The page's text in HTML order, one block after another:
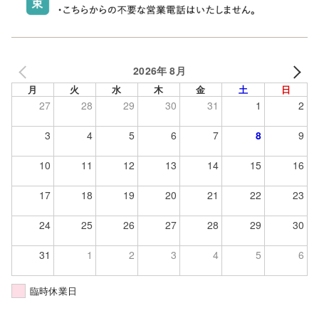
2026年 8月
月 火 水 木 金 土 日
27 28 29 30 31 1 2
3 4 5 6 7 8 9
10 11 12 13 14 15 16
17 18 19 20 21 22 23
24 25 26 27 28 29 30
31 1 2 3 4 5 6
臨時休業日